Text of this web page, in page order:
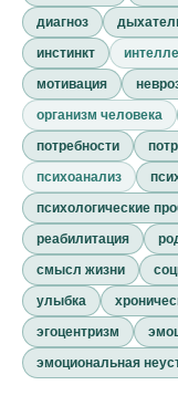
диагноз
инстинкт
мотивация
организм человека
потребности
психоанализ
психологические
реабилитация
смысл жизни
улыбка
эгоцентризм
эмоциональная